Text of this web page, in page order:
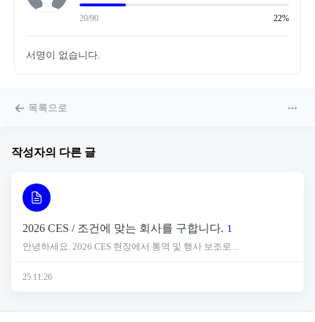
20/90 22%
서명이 없습니다.
목록으로
작성자의 다른 글
2026 CES / 조건에 맞는 회사를 구합니다. 1
안녕하세요. 2026 CES 현장에서 통역 및 행사 보조로 ...
25.11.26